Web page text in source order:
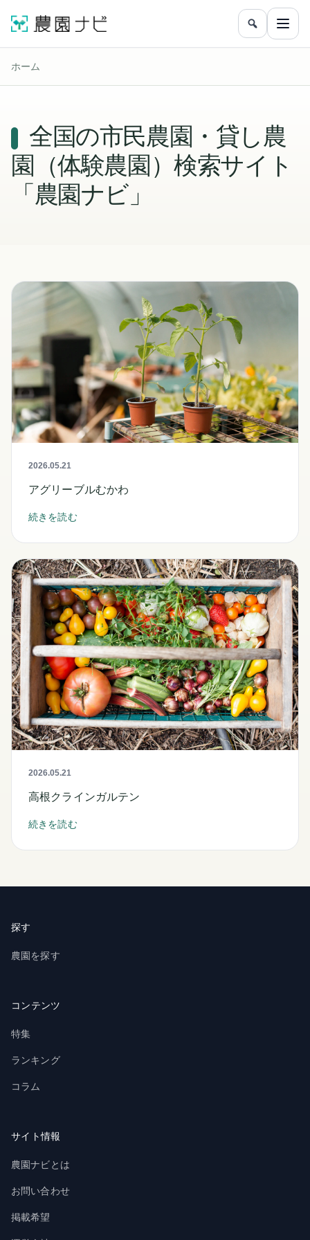
農園をフ
メニ
ホーム
全国の市民農園・貸し農
園（体験農園）検索サイト
「農園ナビ」
2026.05.21
アグリーブルむかわ
続きを読む
2026.05.21
高根クラインガルテン
続きを読む
探す
農園を探す
コンテンツ
特集
ランキング
コラム
サイト情報
農園ナビとは
お問い合わせ
掲載希望